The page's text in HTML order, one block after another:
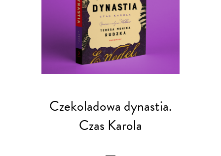
Czekoladowa dynastia.
Czas Karola